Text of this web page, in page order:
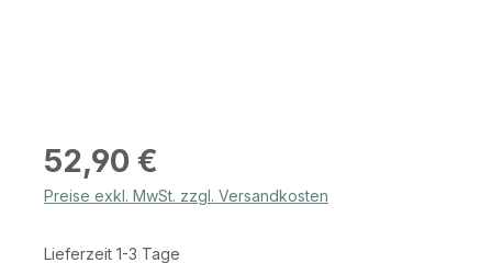
Regulärer Preis:
52,90 €
Preise exkl. MwSt. zzgl. Versandkosten
Lieferzeit 1-3 Tage